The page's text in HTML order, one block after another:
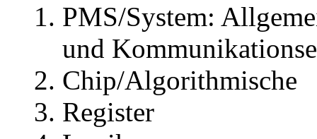
PMS/System:
und
Chip/Algorithmische
Register